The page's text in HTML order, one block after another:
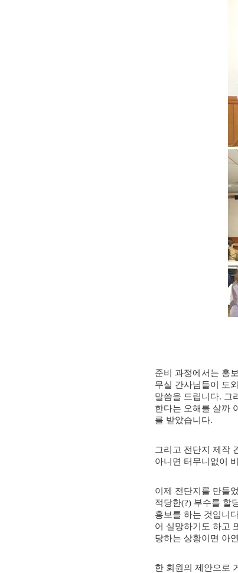
준비 과정에서는 홍
무실 간사님들이 도
말씀을 드립니다. 그
한다는 오해를 살까
를 받았습니다.
그리고 전단지 제작
아니면 터무니없이
이제 전단지를 만들
적당한(?) 부수를 할
홍보를 하는 것입니
어 실망하기도 하고
당하는 상황이면 아
한 회원의 제안으로